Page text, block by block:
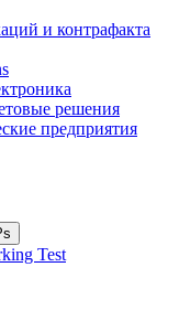
и контрафакта
решения
предприятия
Test